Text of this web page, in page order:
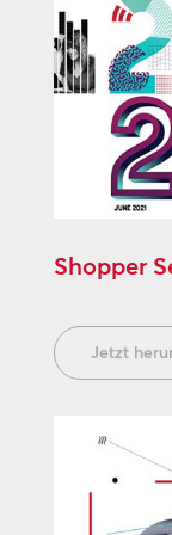
Shopper
Jetzt